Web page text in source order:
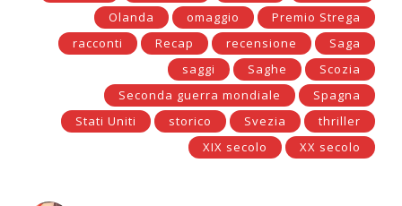
Olanda
omaggio
Premio Strega
racconti
Recap recensione
Saga
saggi
Saghe
Scozia
Seconda guerra mondiale
Spagna
Stati Uniti
storico Svezia
thriller
XIX secolo
XX secolo